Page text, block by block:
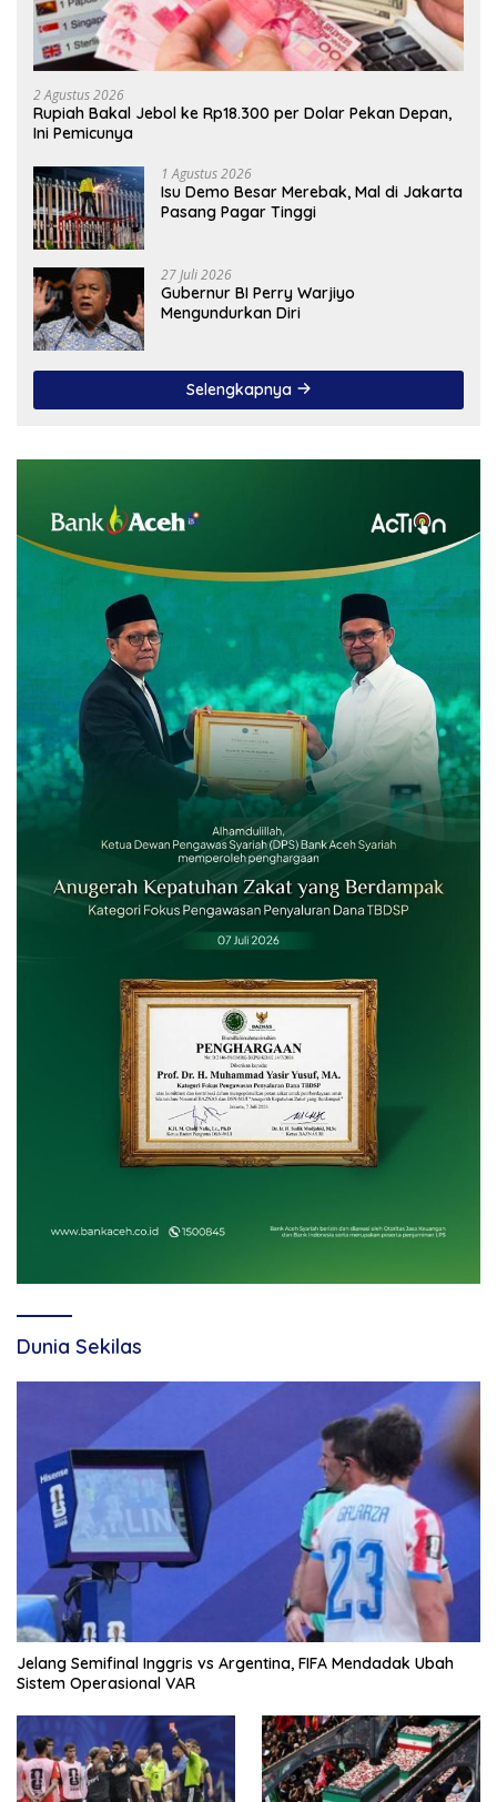
2 Agustus 2026
Rupiah Bakal Jebol ke Rp18.300 per Dolar Pekan Depan,
Ini Pemicunya
1 Agustus 2026
Isu Demo Besar Merebak, Mal di Jakarta
Pasang Pagar Tinggi
27 Juli 2026
Gubernur BI Perry Warjiyo
Mengundurkan Diri
Selengkapnya
Dunia Sekilas
Jelang Semifinal Inggris vs Argentina, FIFA Mendadak Ubah
Sistem Operasional VAR